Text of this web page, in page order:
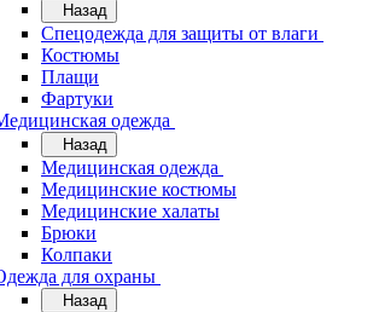
Назад
Спецодежда для защиты от влаги
Костюмы
Плащи
Фартуки
одежда
Назад
Медицинская одежда
Медицинские костюмы
Медицинские халаты
Брюки
Колпаки
для охраны
Назад